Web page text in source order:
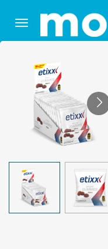
direct
naar
hoofdinhoud